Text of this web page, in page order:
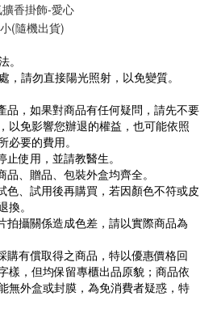
香掛飾-愛心
(隨機出貨)
。
請勿直接陽光照射，以免變質。
品，如果對商品有任何疑問，請先不要
以免影響您辦退的權益，也可能依照
必要的費用。
使用，並請教醫生。
、贈品、包裝外盒均齊全。
色、試用後再購買，若因顏色不符或皮
換。
拍攝關係造成色差，請以實際商品為
有償取得之商品，特以優惠價格回
樣，但均保留專櫃出品原貌；商品依
無外盒或封膜，為免消費者疑惑，特